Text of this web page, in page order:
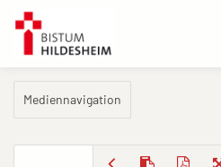
Mediennavigation